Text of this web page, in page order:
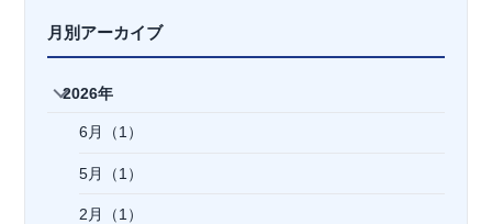
月別アーカイブ
2026年
6月（1）
5月（1）
2月（1）